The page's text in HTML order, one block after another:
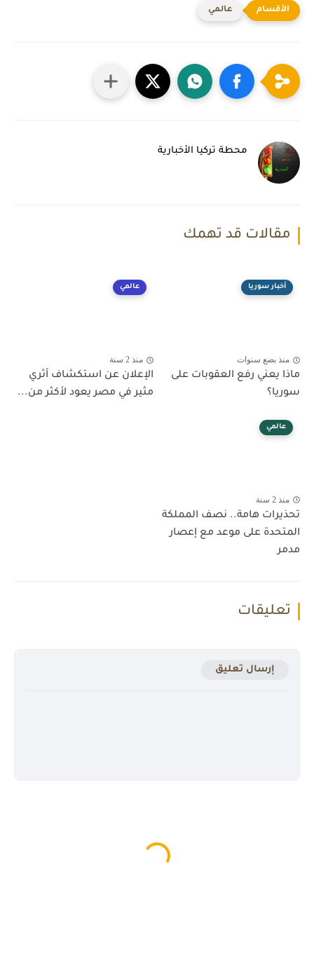
عالمي
محطة تركيا الأخبارية
مقالات قد تهمك
أخبار سوريا
منذ بضع سنوات
ماذا يعني رفع العقوبات على
سوريا؟
عالمي
منذ 2 سنة
الإعلان عن استكشاف أثري
مثير في مصر يعود لأكثر من...
عالمي
منذ 2 سنة
تحذيرات هامة.. نصف المملكة
المتحدة على موعد مع إعصار
مدمر
تعليقات
إرسال تعليق